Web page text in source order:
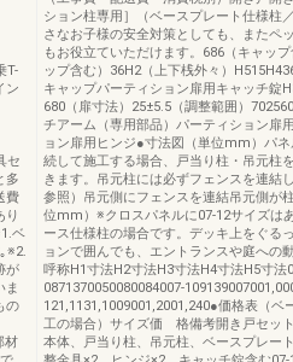
T-
ン
セ
多
費
り
ベ
※2.
が
ま
の
材
ション柱専用］（ベースプレート仕様柱
さなお子様の安全対策としても、またペ
もお役立ていただけます。686（キャッ
ップ含む）36H2（上下桟外々）
キャップパーティション扉用キャッチ錠
680（扉寸法）25±5.5（調整範囲）
チアーム（専用部品）パーティション扉
ョン扉用ヒンジ●寸法図（単位mm）パ
続して施工する場合、戸当り柱・吊元柱
きます。吊元柱には必ずフェンスを連結
参照）吊元側にフェンスを連結吊元側が
位mm）※クロスパネルに07-12サイズは
ース仕様柱の場合です。デッキ上をぐる
ョンで囲んでも、エントランスや庭への
呼称H1寸法H2寸法H3寸法H4寸法H5寸法
0871370050080084007-
121,1131,1009001,2001,240●価格表（ベ
工の場合）サイズ価 格備考開き戸セッ
本体、戸当り柱、吊元柱、ベースプレー